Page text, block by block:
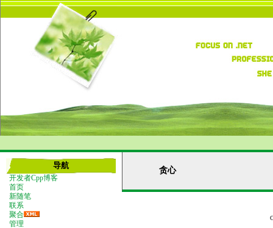
导航
开发者Cpp博客
首页
新随笔
联系
聚合
管理
贪心